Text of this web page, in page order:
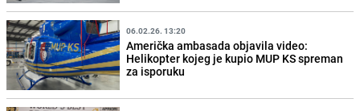
06.02.26. 13:20
Američka ambasada objavila video:
Helikopter kojeg je kupio MUP KS spreman
za isporuku